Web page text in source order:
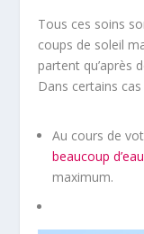
Tous ces soins
coups de soleil
partent qu’après
Dans certains
Au cours de
beaucoup d’eau
maximum.